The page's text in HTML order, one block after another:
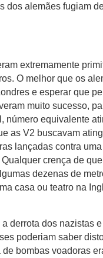
dos alemães fugiam
extremamente
O melhor que os
e esperar que
muito sucesso,
número equivalente
as V2 buscavam
lançadas contra
crença de
dezenas de
casa ou teatro na
derrota dos nazistas
poderiam saber
bombas voadoras